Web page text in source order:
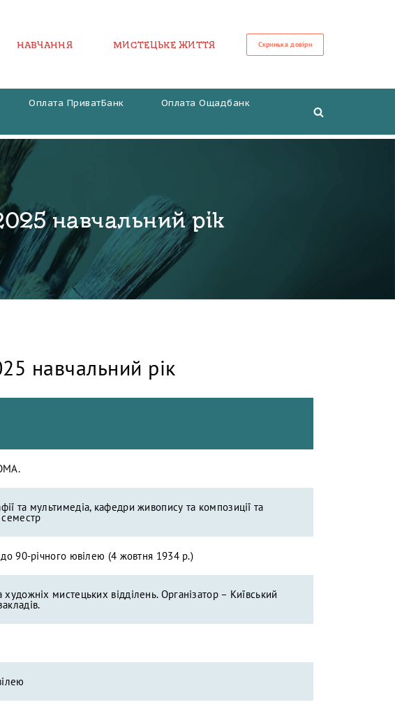
НАВЧАННЯ МИСТЕЦЬКЕ ЖИТТЯ Скринька довіри
Оплата ПриватБанк
Оплата Ощадбанк
навчальний рік
навчальний рік
та мультимедіа, кафедри живопису та композиції та
90-річного ювілею (4 жовтня 1934 р.)
мистецьких відділень. Організатор – Київський